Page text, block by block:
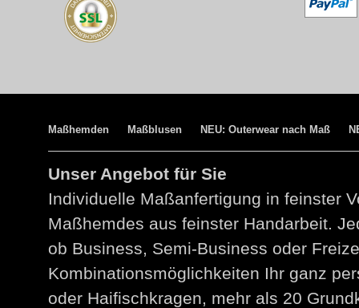
Maßhemden Maßblusen NEU: Outerwear nach Maß
Unser Angebot für Sie
Individuelle Maßanfertigung in feinster
Maßhemdes aus feinster Handarbeit.
ob Business, Semi-Business oder
Kombinationsmöglichkeiten Ihr ganz
oder Haifischkragen, mehr als 20